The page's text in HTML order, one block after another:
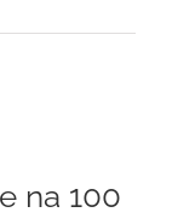
na 100